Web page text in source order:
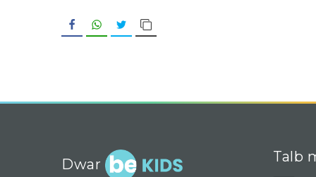
FacebookWhatsApp
Twitter
Dwar Talb